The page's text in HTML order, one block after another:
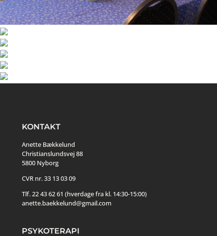
KONTAKT
Anette Bækkelund
Christianslundsvej 88
5800 Nyborg
CVR nr. 33 13 03 09
Tlf. 22 43 62 61 (hverdage fra kl. 14:30-15:00)
anette.baekkelund@gmail.com
PSYKOTERAPI